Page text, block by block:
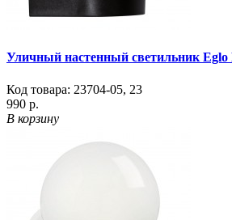
Уличный настенный светильник Eglo
Код товара: 23704-05, 23
990 р.
В корзину